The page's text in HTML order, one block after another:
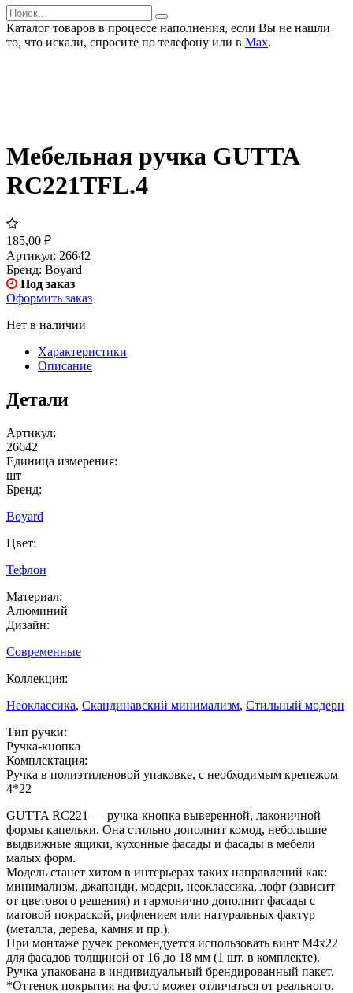
Каталог товаров в процессе наполнения, если Вы не нашли
то, что искали, спросите по телефону или в Мах.
Мебельная ручка GUTTA
RC221TFL.4
185,00 ₽
Артикул: 26642
Бренд: Boyard
Под заказ
Оформить заказ
Нет в наличии
Характеристики
Описание
Детали
Артикул:
26642
Единица измерения:
шт
Бренд:
Boyard
Цвет:
Тефлон
Материал:
Алюминий
Дизайн:
Современные
Коллекция:
Неоклассика, Скандинавский минимализм, Стильный модерн
Тип ручки:
Ручка-кнопка
Комплектация:
Ручка в полиэтиленовой упаковке, с необходимым крепежом
4*22
GUTTA RC221 — ручка-кнопка выверенной, лаконичной
формы капельки. Она стильно дополнит комод, небольшие
выдвижные ящики, кухонные фасады и фасады в мебели
малых форм.
Модель станет хитом в интерьерах таких направлений как:
минимализм, джапанди, модерн, неоклассика, лофт (зависит
от цветового решения) и гармонично дополнит фасады с
матовой покраской, рифлением или натуральных фактур
(металла, дерева, камня и пр.).
При монтаже ручек рекомендуется использовать винт M4x22
для фасадов толщиной от 16 до 18 мм (1 шт. в комплекте).
Ручка упакована в индивидуальный брендированный пакет.
*Оттенок покрытия на фото может отличаться от реального.